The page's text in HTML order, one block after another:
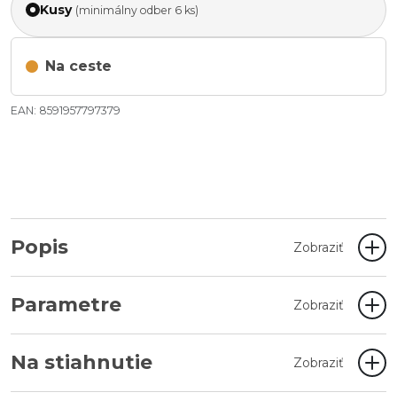
Kusy (minimálny odber 6 ks)
Na ceste
EAN: 8591957797379
Popis Zobraziť
Parametre Zobraziť
Na stiahnutie Zobraziť